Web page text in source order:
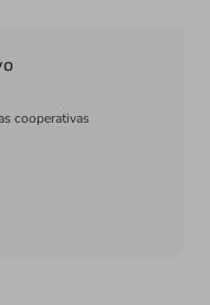
cooperativas